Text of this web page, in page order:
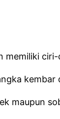
memiliki
kembar
maupun